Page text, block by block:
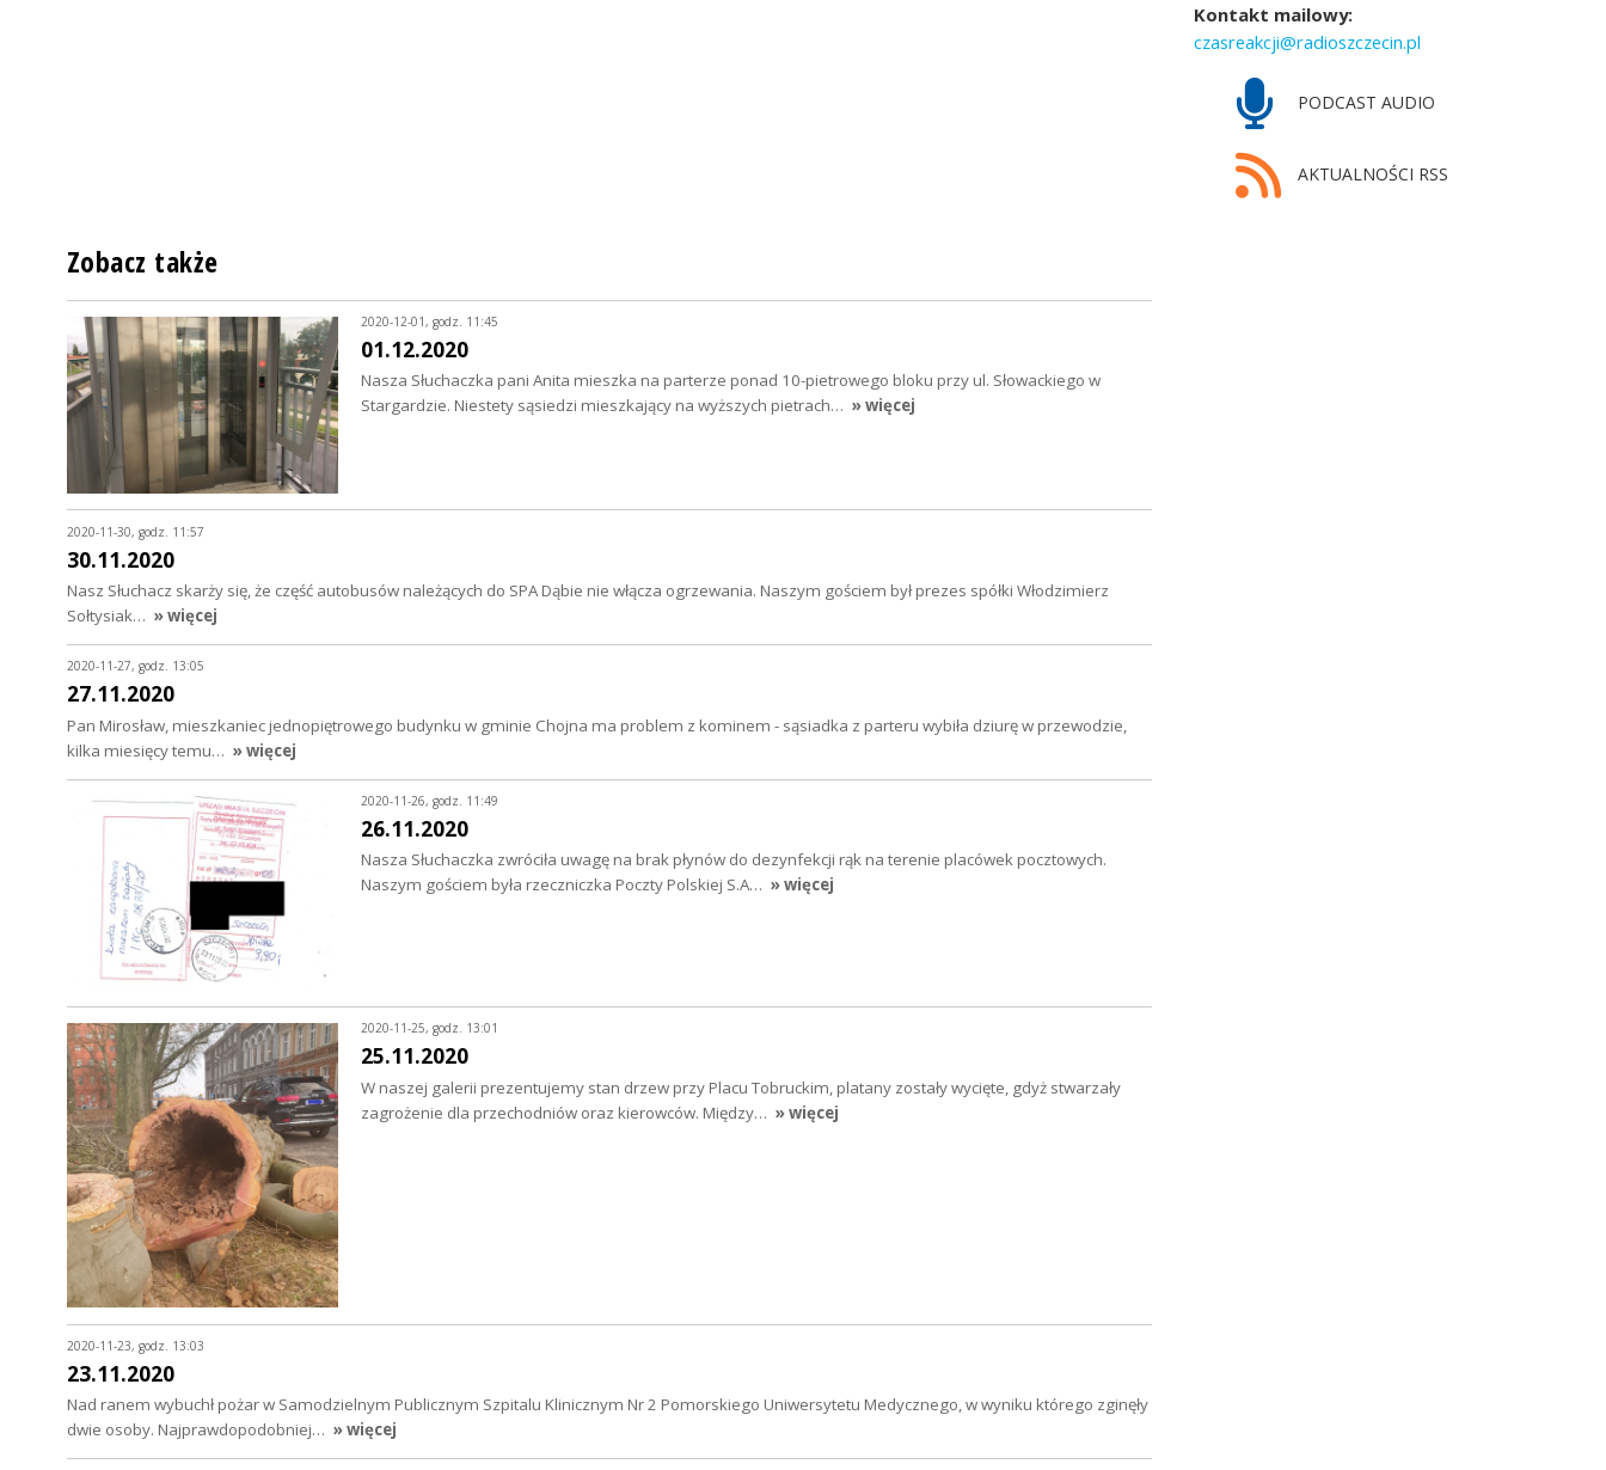
Kontakt mailowy:
czasreakcji@radioszczecin.pl
PODCAST AUDIO
AKTUALNOŚCI RSS
Zobacz także
2020-12-01, godz. 11:45
01.12.2020
Nasza Słuchaczka pani Anita mieszka na parterze ponad 10-pietrowego bloku przy ul. Słowackiego w
Stargardzie. Niestety sąsiedzi mieszkający na wyższych pietrach… » więcej
2020-11-30, godz. 11:57
30.11.2020
Nasz Słuchacz skarży się, że część autobusów należących do SPA Dąbie nie włącza ogrzewania. Naszym gościem był prezes spółki Włodzimierz
Sołtysiak… » więcej
2020-11-27, godz. 13:05
27.11.2020
Pan Mirosław, mieszkaniec jednopiętrowego budynku w gminie Chojna ma problem z kominem - sąsiadka z parteru wybiła dziurę w przewodzie,
kilka miesięcy temu… » więcej
2020-11-26, godz. 11:49
26.11.2020
Nasza Słuchaczka zwróciła uwagę na brak płynów do dezynfekcji rąk na terenie placówek pocztowych.
Naszym gościem była rzeczniczka Poczty Polskiej S.A… » więcej
2020-11-25, godz. 13:01
25.11.2020
W naszej galerii prezentujemy stan drzew przy Placu Tobruckim, platany zostały wycięte, gdyż stwarzały
zagrożenie dla przechodniów oraz kierowców. Między… » więcej
2020-11-23, godz. 13:03
23.11.2020
Nad ranem wybuchł pożar w Samodzielnym Publicznym Szpitalu Klinicznym Nr 2 Pomorskiego Uniwersytetu Medycznego, w wyniku którego zginęły
dwie osoby. Najprawdopodobniej… » więcej